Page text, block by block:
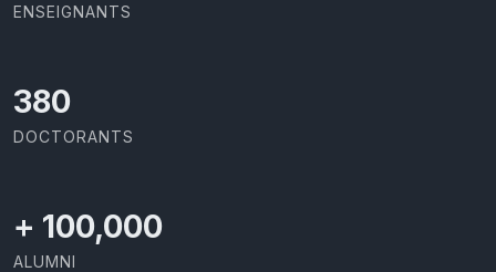
ENSEIGNANTS
426
DOCTORANTS
+ 100,000
ALUMNI